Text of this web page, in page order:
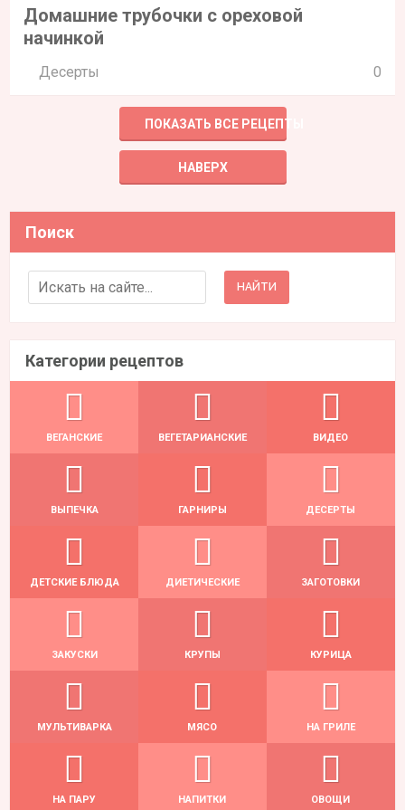
Домашние трубочки с ореховой
начинкой
Десерты 0
ПОКАЗАТЬ ВСЕ РЕЦЕПТЫ
НАВЕРХ
Поиск
Search for:
Категории рецептов
ВЕГАНСКИЕ ВЕГЕТАРИАНСКИЕ ВИДЕО
ВЫПЕЧКА ГАРНИРЫ ДЕСЕРТЫ
ДЕТСКИЕ БЛЮДА ДИЕТИЧЕСКИЕ ЗАГОТОВКИ
ЗАКУСКИ КРУПЫ КУРИЦА
МУЛЬТИВАРКА МЯСО НА ГРИЛЕ
НА ПАРУ НАПИТКИ ОВОЩИ